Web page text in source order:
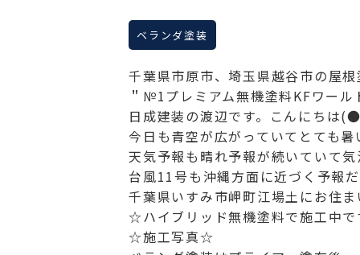
ベランダ塗装
千葉県市原市、埼玉県越谷市の屋
＂№1プレミアム無機塗料KFワー
日成建装の渡辺です。こんにち
今日も青空が広がっていてとても
天気予報も晴れ予報が続いてい
台風11号も沖縄方面に近づく予報
千葉県いすみ市岬町江場土にお住
☆ハイブリッド無機塗料で施工中
☆施工写真☆